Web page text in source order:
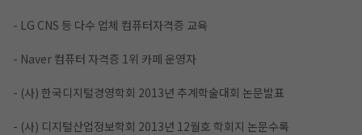
- LG CNS 등 다수 업체 컴퓨터자격증 교육
- Naver 컴퓨터 자격증 1위 카페 운영자
- (사) 한국디지털경영학회 2013년 추계학술대회 논문발표
- (사) 디지털산업정보학회 2013년 12월호 학회지 논문수록